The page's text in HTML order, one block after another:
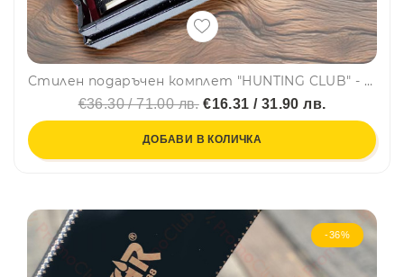
Стилен подаръчен комплет "HUNTING CLUB" - манерка за алкохол, чашки и фунийка
€36.30 / 71.00 лв.€16.31 / 31.90 лв.
ДОБАВИ В КОЛИЧКА
-36%